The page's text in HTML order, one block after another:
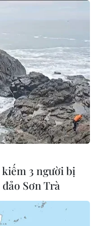
vật
Bộ sẽ
cấp
3 người bị
Sơn Trà